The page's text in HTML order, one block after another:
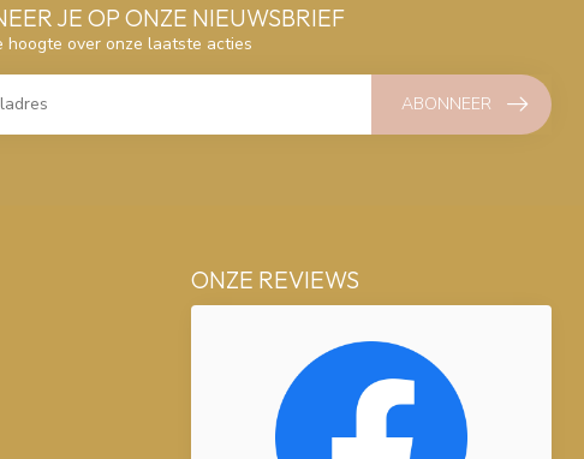
JE OP ONZE NIEUWSBRIEF
hoogte over onze laatste acties
ABONNEER
ONZE REVIEWS